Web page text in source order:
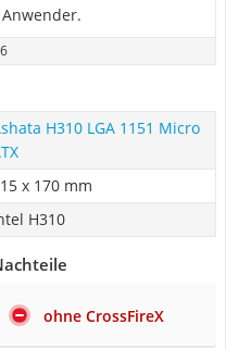
H310 LGA 1151 Micro
x 170 mm
H310
ohne CrossFireX